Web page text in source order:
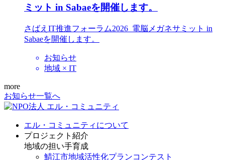
ミット in Sabaeを開催します。
さばえIT推進フォーラム2026_電脳メガネサミット in
Sabaeを開催します。
お知らせ
地域 × IT
more
お知らせ一覧へ
エル・コミュニティについて
プロジェクト紹介
地域の担い手育成
鯖江市地域活性化プランコンテスト